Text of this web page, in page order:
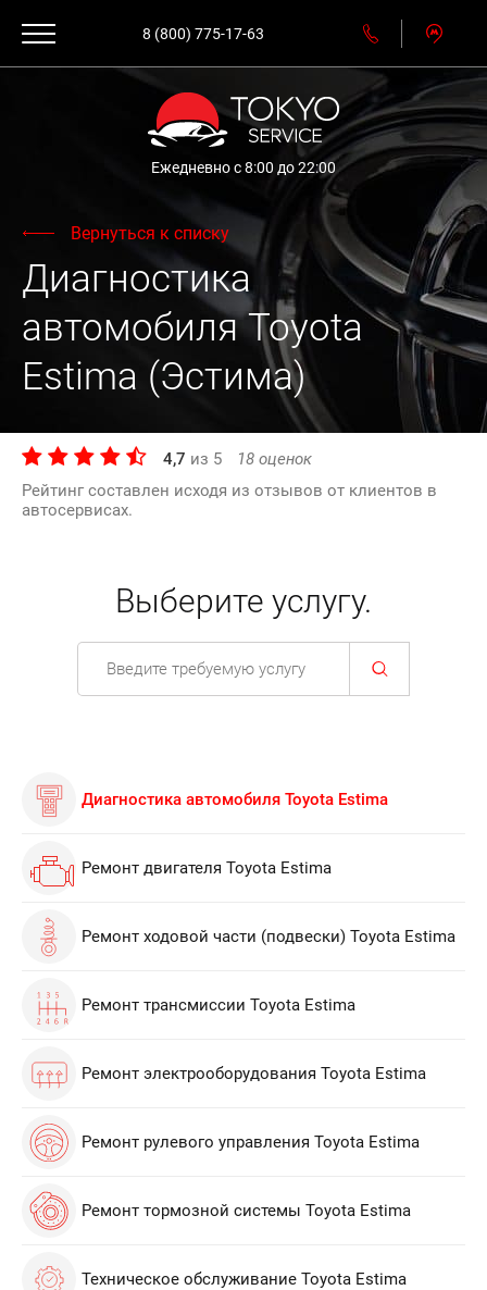
8 (800) 775-17-63
Ежедневно с 8:00 до 22:00
Вернуться к списку
Диагностика
автомобиля Toyota
Estima (Эстима)
4,7 из 5 18 оценок
Рейтинг составлен исходя из отзывов от клиентов в
автосервисах.
Выберите услугу.
Диагностика автомобиля Toyota Estima
Ремонт двигателя Toyota Estima
Ремонт ходовой части (подвески) Toyota Estima
Ремонт трансмиссии Toyota Estima
Ремонт электрооборудования Toyota Estima
Ремонт рулевого управления Toyota Estima
Ремонт тормозной системы Toyota Estima
Техническое обслуживание Toyota Estima